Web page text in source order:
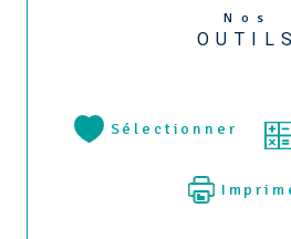
Très belle opportunitée
locatif, alors n'attendez plus
Nos
OUTILS
Sélectionner